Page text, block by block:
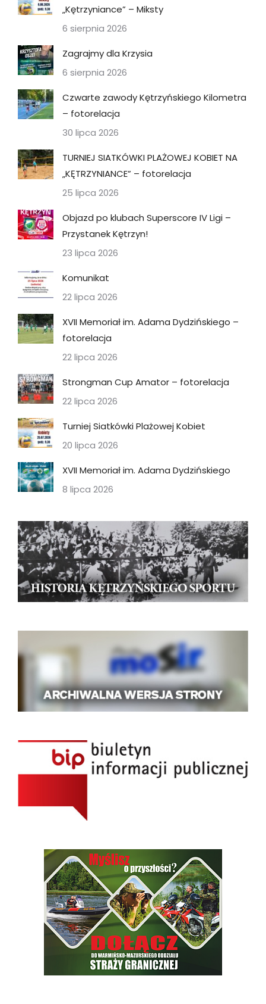
„Kętrzyniance” – Miksty
6 sierpnia 2026
Zagrajmy dla Krzysia
6 sierpnia 2026
Czwarte zawody Kętrzyńskiego Kilometra
– fotorelacja
30 lipca 2026
TURNIEJ SIATKÓWKI PLAŻOWEJ KOBIET NA
„KĘTRZYNIANCE” – fotorelacja
25 lipca 2026
Objazd po klubach Superscore IV Ligi –
Przystanek Kętrzyn!
23 lipca 2026
Komunikat
22 lipca 2026
XVII Memoriał im. Adama Dydzińskiego –
fotorelacja
22 lipca 2026
Strongman Cup Amator – fotorelacja
22 lipca 2026
Turniej Siatkówki Plażowej Kobiet
20 lipca 2026
XVII Memoriał im. Adama Dydzińskiego
8 lipca 2026